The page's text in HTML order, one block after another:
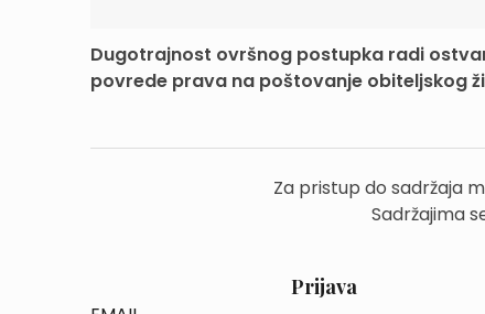
Dugotrajnost ovršnog postupka radi
povrede prava na poštovanje obiteljskog
Za pristup do sadržaja
Sadržajima
Prijava